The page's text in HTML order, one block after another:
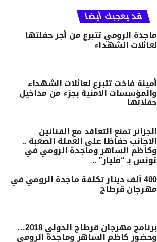
قد يعجبك أيضا
ماجدة الرومي تتبرع من أجر حفلتها
لعائلات الشهداء
أمينة فاخت تتبرع لعائلات الشهداء
والمؤسسات الأمنية بجزء من مداخيل
حفلاتها
الجزائر تمنع التعاقد مع الفنانين
الاجانب حفاظا على العملة الصعبة ..
وكاظم الساهر وماجدة الرومي في
تونس بـ “مليار” ..
400 ألف دينار تكلفة ماجدة الرومي في
مهرجان قرطاج
برنامج مهرجان قرطاج الدولي 2018…
وحضور كاظم الساهر وماجدة الرومي